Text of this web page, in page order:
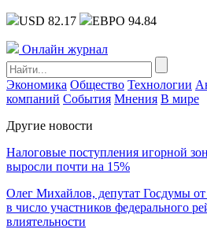
USD 82.17 ЕВРО 94.84
Онлайн журнал
Экономика Общество Технологии
компаний События Мнения В мире
Другие новости
Налоговые поступления игорной
выросли почти на 15%
Олег Михайлов, депутат Госдумы
в число участников федерального
влиятельности